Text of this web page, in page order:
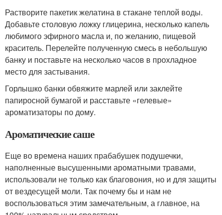
Растворите пакетик желатина в стакане теплой воды.
Добавьте столовую ложку глицерина, несколько капель
любимого эфирного масла и, по желанию, пищевой
краситель. Перелейте полученную смесь в небольшую
банку и поставьте на несколько часов в прохладное
место для застывания.
Горлышко банки обвяжите марлей или заклейте
папиросной бумагой и расставьте «гелевые»
ароматизаторы по дому.
Ароматические саше
Еще во времена наших прабабушек подушечки,
наполненные высушенными ароматными травами,
использовали не только как благовония, но и для защиты
от вездесущей моли. Так почему бы и нам не
воспользоваться этим замечательным, а главное, на